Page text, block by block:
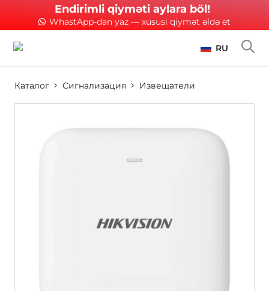
Endirimli qiyməti aylara böl!
WhastApp-dan yaz — xüsusi qiymət əldə et
RU
Каталог Сигнализация Извещатели